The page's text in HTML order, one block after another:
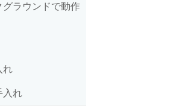
ラウンドで動作
れ
入れ